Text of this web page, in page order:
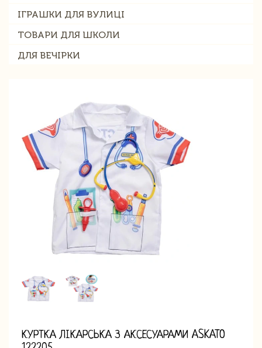
ІГРАШКИ ДЛЯ ВУЛИЦІ
ТОВАРИ ДЛЯ ШКОЛИ
ДЛЯ ВЕЧІРКИ
КУРТКА ЛІКАРСЬКА З АКСЕСУАРАМИ ASKATO